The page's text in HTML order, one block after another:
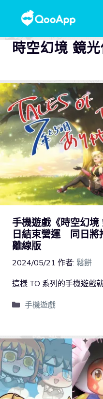
時空幻境 鏡
手機遊戲《時空幻
日結束營運 同日將
離線版
2024/05/21 作者: 鬆餅
這樣 TO 系列的手機遊戲
手機遊戲